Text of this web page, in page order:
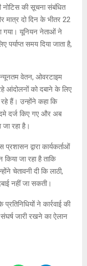
नोटिस की सूचना संबंधित
मात्र दो दिन के भीतर 22
गया। यूनियन नेताओं ने
समय दिया जाता है,
न्यूनतम वेतन, ओवरटाइम
आंदोलनों को दबाने के लिए
हैं। उन्होंने कहा कि
दर्ज किए गए और अब
रहा है।
द्वारा कार्यकर्ताओं
जा रहा है ताकि
चेतावनी दी कि लाठी,
नहीं जा सकती।
ने कार्रवाई की
जारी रखने का ऐलान